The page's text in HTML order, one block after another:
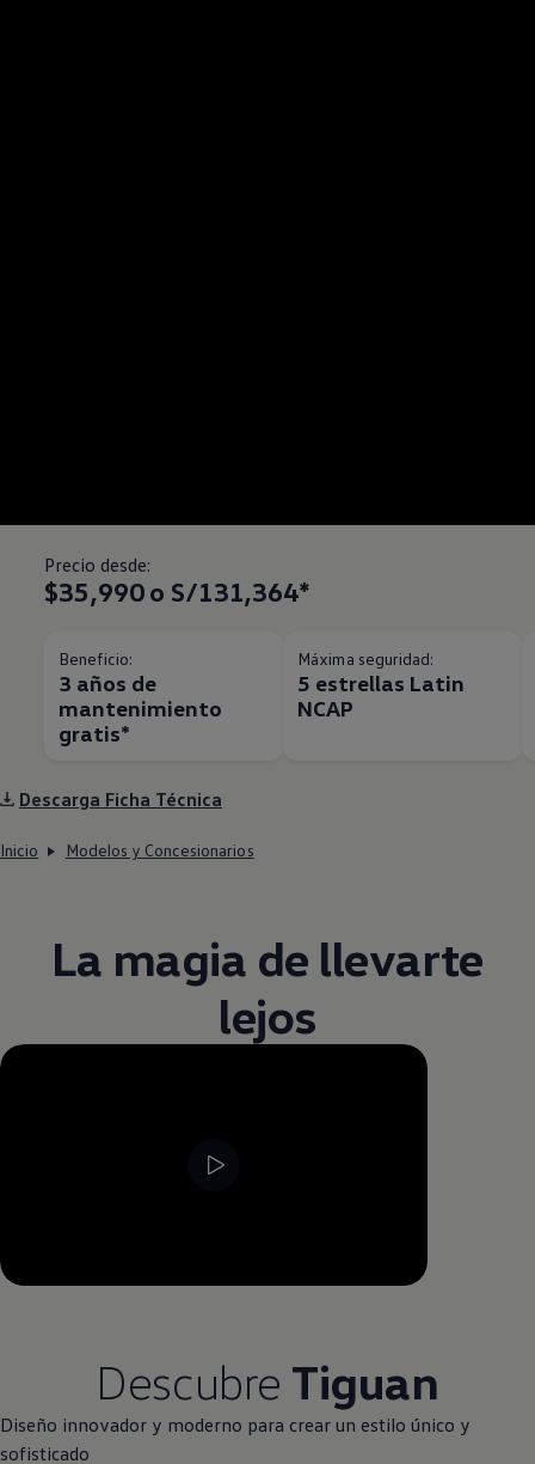
Precio desde:
$35,990 o S/131,364*
Beneficio:
3 años de
mantenimiento
gratis*
Máxima seguridad:
5 estrellas Latin
NCAP
Descarga Ficha Técnica
Inicio Modelos y Concesionarios
La magia de llevarte
lejos
Remaining time, --:--
Descubre Tiguan
Diseño innovador y moderno para crear un estilo único y
sofisticado